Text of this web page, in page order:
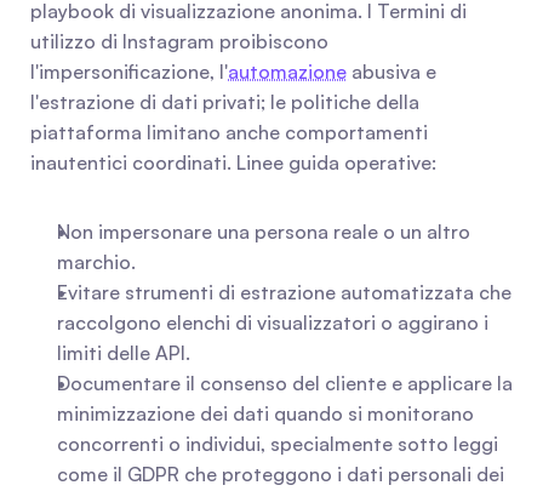
playbook di visualizzazione anonima. I Termini di
utilizzo di Instagram proibiscono
l'impersonificazione, l'automazione abusiva e
l'estrazione di dati privati; le politiche della
piattaforma limitano anche comportamenti
inautentici coordinati. Linee guida operative:
Non impersonare una persona reale o un altro
marchio.
Evitare strumenti di estrazione automatizzata che
raccolgono elenchi di visualizzatori o aggirano i
limiti delle API.
Documentare il consenso del cliente e applicare la
minimizzazione dei dati quando si monitorano
concorrenti o individui, specialmente sotto leggi
come il GDPR che proteggono i dati personali dei